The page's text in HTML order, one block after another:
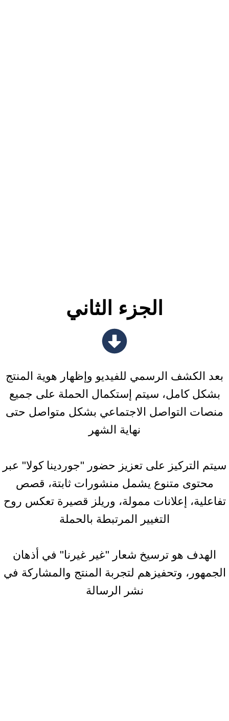
الجزء الثاني
بعد الكشف الرسمي للفيديو وإظهار هوية المنتج
بشكل كامل، سيتم إستكمال الحملة على جميع
منصات التواصل الاجتماعي بشكل متواصل حتى
نهاية الشهر
سيتم التركيز على تعزيز حضور "جوردينا كولا" عبر
محتوى متنوع يشمل منشورات ثابتة، قصص
تفاعلية، إعلانات ممولة، وريلز قصيرة تعكس روح
التغيير المرتبطة بالحملة
الهدف هو ترسيخ شعار "غير غيرنا" في أذهان
الجمهور، وتحفيزهم لتجربة المنتج والمشاركة في
نشر الرسالة